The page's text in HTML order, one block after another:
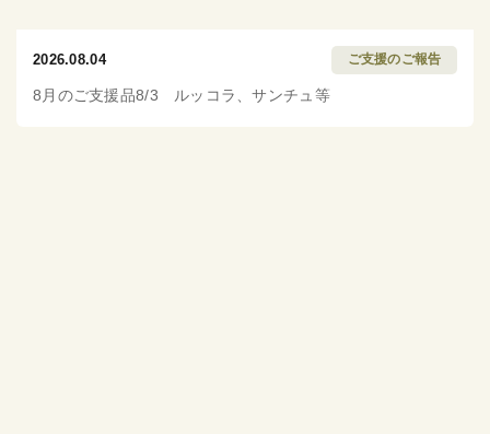
2026.08.04 ご支援のご報告
8月のご支援品8/3 ルッコラ、サンチュ等